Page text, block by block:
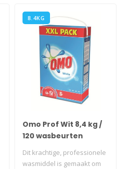
8.4KG
Omo Prof Wit 8,4 kg /
120 wasbeurten
Dit krachtige, professionele
wasmiddel is gemaakt om